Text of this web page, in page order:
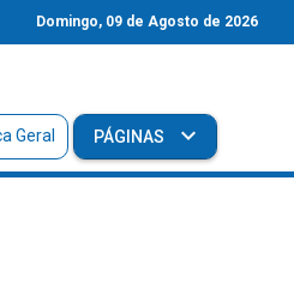
Domingo, 09 de Agosto de 2026
Geral PÁGINAS